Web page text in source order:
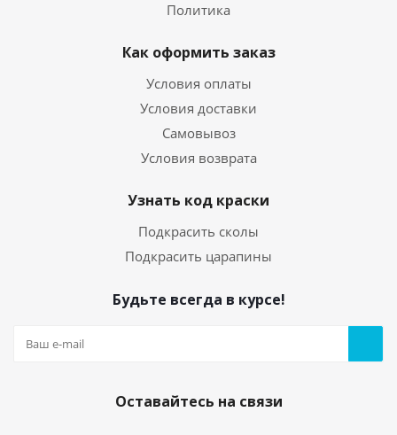
Политика
Как оформить заказ
Условия оплаты
Условия доставки
Самовывоз
Условия возврата
Узнать код краски
Подкрасить сколы
Подкрасить царапины
Будьте всегда в курсе!
Оставайтесь на связи